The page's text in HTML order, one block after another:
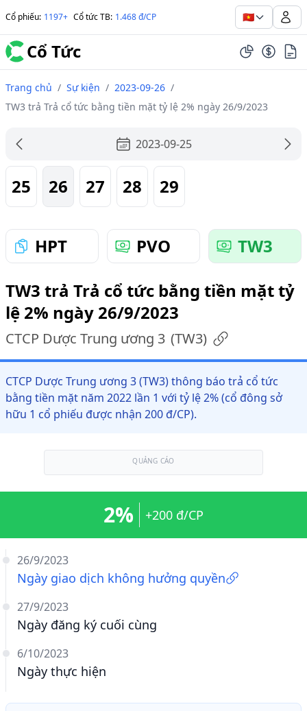
Cổ phiếu: 1197+ Cổ tức TB: 1.468 đ/CP 🇻🇳
Cổ Tức
Trang chủ / Sự kiện / 2023-09-26 /
TW3 trả Trả cổ tức bằng tiền mặt tỷ lệ 2% ngày 26/9/2023
2023-09-25
25 26 27 28 29
HPT PVO
TW3
TW3 trả Trả cổ tức bằng tiền mặt tỷ
lệ 2% ngày 26/9/2023
CTCP Dược Trung ương 3 (TW3)
CTCP Dược Trung ương 3 (TW3) thông báo trả cổ tức
bằng tiền mặt năm 2022 lần 1 với tỷ lệ 2% (cổ đông sở
hữu 1 cổ phiếu được nhận 200 đ/CP).
QUẢNG CÁO
26/9/2023
Ngày giao dịch không hưởng quyền
27/9/2023
Ngày đăng ký cuối cùng
6/10/2023
Ngày thực hiện
2% +200 đ/CP